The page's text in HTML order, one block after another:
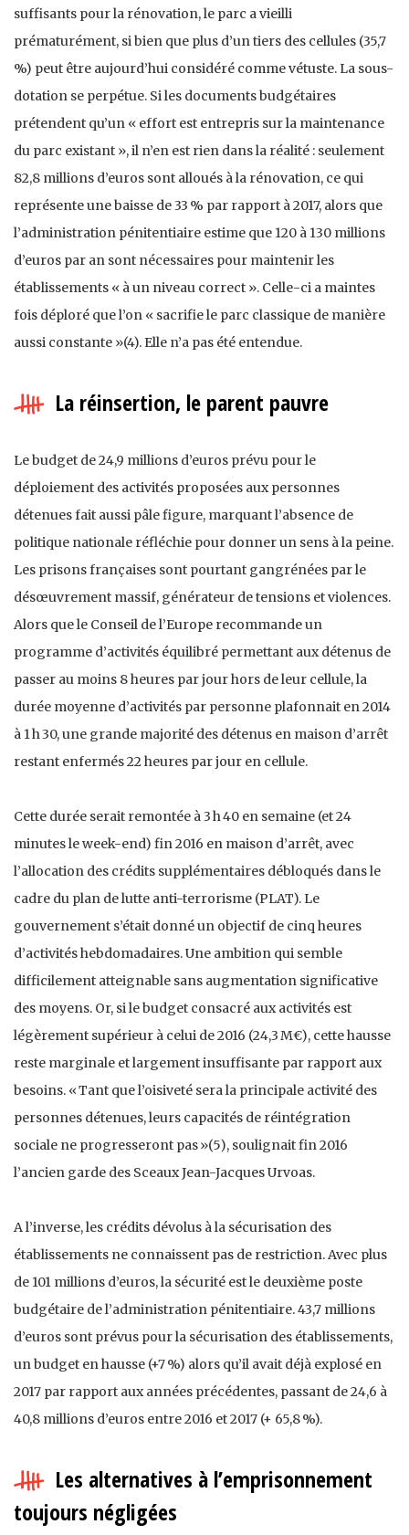
suffisants pour la rénovation, le parc a vieilli
prématurément, si bien que plus d’un tiers des cellules (35,7
%) peut être aujourd’hui considéré comme vétuste. La sous-
dotation se perpétue. Si les documents budgétaires
prétendent qu’un « effort est entrepris sur la maintenance
du parc existant », il n’en est rien dans la réalité : seulement
82,8 millions d’euros sont alloués à la rénovation, ce qui
représente une baisse de 33 % par rapport à 2017, alors que
l’administration pénitentiaire estime que 120 à 130 millions
d’euros par an sont nécessaires pour maintenir les
établissements « à un niveau correct ». Celle-ci a maintes
fois déploré que l’on « sacrifie le parc classique de manière
aussi constante »(4). Elle n’a pas été entendue.
La réinsertion, le parent pauvre
Le budget de 24,9 millions d’euros prévu pour le
déploiement des activités proposées aux personnes
détenues fait aussi pâle figure, marquant l’absence de
politique nationale réfléchie pour donner un sens à la peine.
Les prisons françaises sont pourtant gangrénées par le
désœuvrement massif, générateur de tensions et violences.
Alors que le Conseil de l’Europe recommande un
programme d’activités équilibré permettant aux détenus de
passer au moins 8 heures par jour hors de leur cellule, la
durée moyenne d’activités par personne plafonnait en 2014
à 1 h 30, une grande majorité des détenus en maison d’arrêt
restant enfermés 22 heures par jour en cellule.
Cette durée serait remontée à 3 h 40 en semaine (et 24
minutes le week-end) fin 2016 en maison d’arrêt, avec
l’allocation des crédits supplémentaires débloqués dans le
cadre du plan de lutte anti-terrorisme (PLAT). Le
gouvernement s’était donné un objectif de cinq heures
d’activités hebdomadaires. Une ambition qui semble
difficilement atteignable sans augmentation significative
des moyens. Or, si le budget consacré aux activités est
légèrement supérieur à celui de 2016 (24,3 M€), cette hausse
reste marginale et largement insuffisante par rapport aux
besoins. « Tant que l’oisiveté sera la principale activité des
personnes détenues, leurs capacités de réintégration
sociale ne progresseront pas »(5), soulignait fin 2016
l’ancien garde des Sceaux Jean-Jacques Urvoas.
A l’inverse, les crédits dévolus à la sécurisation des
établissements ne connaissent pas de restriction. Avec plus
de 101 millions d’euros, la sécurité est le deuxième poste
budgétaire de l’administration pénitentiaire. 43,7 millions
d’euros sont prévus pour la sécurisation des établissements,
un budget en hausse (+7 %) alors qu’il avait déjà explosé en
2017 par rapport aux années précédentes, passant de 24,6 à
40,8 millions d’euros entre 2016 et 2017 (+ 65,8 %).
Les alternatives à l’emprisonnement
toujours négligées